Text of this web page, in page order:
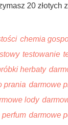
20 złotych
chemia
testowanie
herbaty
prania darmowe
lody
darmowe